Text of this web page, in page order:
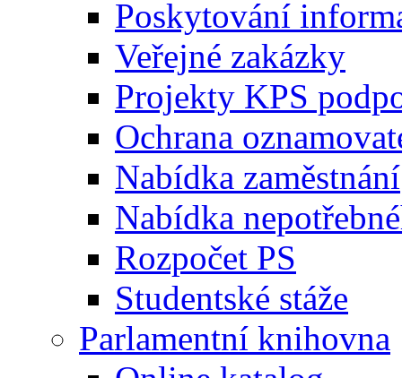
Poskytování
Veřejné zakázky
Projekty KPS
Ochrana
Nabídka zaměstnání
Nabídka
Rozpočet PS
Studentské stáže
Parlamentní knihovna